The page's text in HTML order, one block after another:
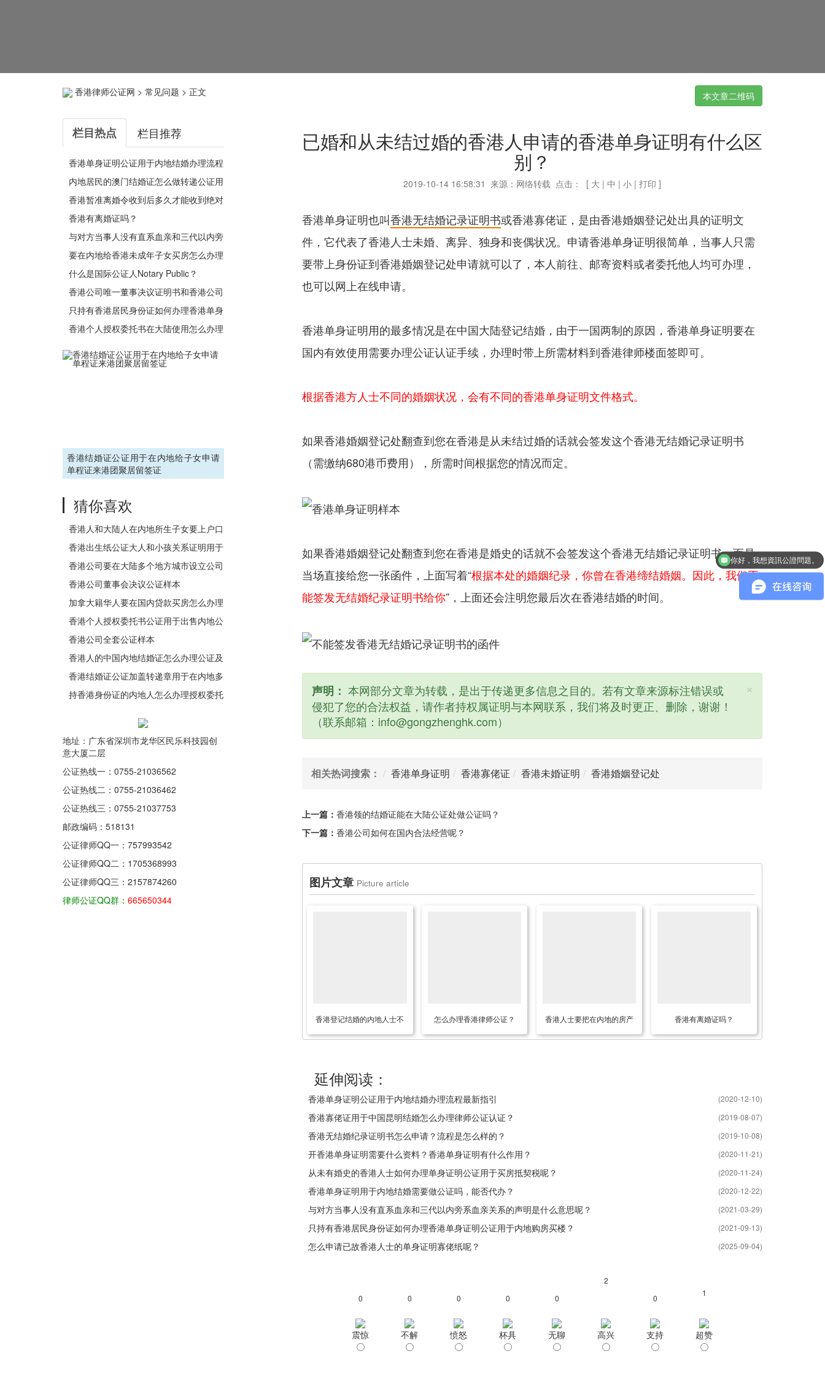
香港律师公证网 > 常见问题 > 正文 本文章二维码
栏目热点 栏目推荐
香港单身证明公证用于内地结婚办理流程
最新指引
内地居民的澳门结婚证怎么做转递公证用
于办理银行贷款用呢？
香港暂准离婚令收到后多久才能收到绝对
离婚判令？
香港有离婚证吗？
与对方当事人没有直系血亲和三代以内旁
系血亲关系的声明是什么意思呢？
要在内地给香港未成年子女买房怎么办理
法定监护人声明书公证呢？
什么是国际公证人Notary Public？
香港公司唯一董事决议证明书和香港公司
董事决议证明书有什么区别？
只持有香港居民身份证如何办理香港单身
证明公证用于内地购房买楼？
香港个人授权委托书在大陆使用怎么办理
公证认证？
香港结婚证公证用于在内地给子女申请
单程证来港团聚居留签证
猜你喜欢
香港人和大陆人在内地所生子女要上户口
怎么办理香港结婚证公证？
香港出生纸公证大人和小孩关系证明用于
深圳办理入学手续
香港公司要在大陆多个地方城市设立公司
需要办理几套公证书呢？
香港公司董事会决议公证样本
加拿大籍华人要在国内贷款买房怎么办理
加拿大护照翻译公证认证？
香港个人授权委托书公证用于出售内地公
司股权
香港公司全套公证样本
香港人的中国内地结婚证怎么办理公证及
外交部认证用于在香港继承遗产呢？
香港结婚证公证加盖转递章用于在内地多
个城市法院办理离婚手续
持香港身份证的内地人怎么办理授权委托
地址：广东省深圳市龙华区民乐科技园创
意大厦二层
公证热线一：0755-21036562
公证热线二：0755-21036462
公证热线三：0755-21037753
邮政编码：518131
公证律师QQ一： 757993542
公证律师QQ二： 1705368993
公证律师QQ三： 2157874260
律师公证QQ群： 665650344
已婚和从未结过婚的香港人申请的香港单身证明有什么区
别？
2019-10-14 16:58:31 来源：网络转载 点击： [ 大 | 中 | 小 | 打印 ]
香港单身证明也叫香港无结婚记录证明书或香港寡佬证，是由香港婚姻登记处出具的证明文
件，它代表了香港人士未婚、离异、独身和丧偶状况。申请香港单身证明很简单，当事人只需
要带上身份证到香港婚姻登记处申请就可以了，本人前往、邮寄资料或者委托他人均可办理，
也可以网上在线申请。
香港单身证明用的最多情况是在中国大陆登记结婚，由于一国两制的原因，香港单身证明要在
国内有效使用需要办理公证认证手续，办理时带上所需材料到香港律师楼面签即可。
根据香港方人士不同的婚姻状况，会有不同的香港单身证明文件格式。
如果香港婚姻登记处翻查到您在香港是从未结过婚的话就会签发这个香港无结婚记录证明书
（需缴纳680港币费用），所需时间根据您的情况而定。
如果香港婚姻登记处翻查到您在香港是婚史的话就不会签发这个香港无结婚记录证明书，而是
当场直接给您一张函件，上面写着“根据本处的婚姻纪录，你曾在香港缔结婚姻。因此，我们不
能签发无结婚纪录证明书给你”，上面还会注明您最后次在香港结婚的时间。
×
声明： 本网部分文章为转载，是出于传递更多信息之目的。若有文章来源标注错误或
侵犯了您的合法权益，请作者持权属证明与本网联系，我们将及时更正、删除，谢谢！
（联系邮箱：info@gongzhenghk.com）
相关热词搜索： 香港单身证明 香港寡佬证 香港未婚证明 香港婚姻登记处
上一篇： 香港领的结婚证能在大陆公证处做公证吗？
下一篇： 香港公司如何在国内合法经营呢？
图片文章 Picture article
香港登记结婚的内地人士不
慎遗失香港结婚证原件要怎
怎么办理香港律师公证？
香港人士要把在内地的房产
赠予给小孩怎么办理赠与书
香港有离婚证吗？
延伸阅读：
(2020-12-10)
香港单身证明公证用于内地结婚办理流程最新指引
(2019-08-07)
香港寡佬证用于中国昆明结婚怎么办理律师公证认证？
(2019-10-08)
香港无结婚纪录证明书怎么申请？流程是怎么样的？
(2020-11-21)
开香港单身证明需要什么资料？香港单身证明有什么作用？
(2020-11-24)
从未有婚史的香港人士如何办理单身证明公证用于买房抵契税呢？
(2020-12-22)
香港单身证明用于内地结婚需要做公证吗，能否代办？
(2021-03-29)
与对方当事人没有直系血亲和三代以内旁系血亲关系的声明是什么意思呢？
(2021-09-13)
只持有香港居民身份证如何办理香港单身证明公证用于内地购房买楼？
(2025-09-04)
怎么申请已故香港人士的单身证明寡佬纸呢？
0
震惊
0
不解
0
愤怒
0
杯具
0
无聊
2
高兴
0
支持
1
超赞
香港結婚證公證可以代辦嗎？